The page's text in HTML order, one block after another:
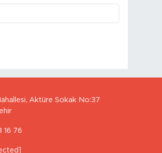
Aktüre Sokak No:37
16 76